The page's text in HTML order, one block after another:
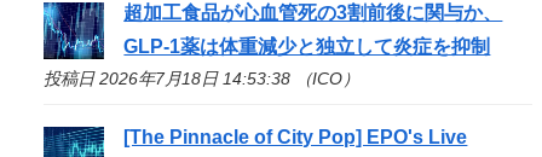
超加工食品が心血管死の3割前後に関与か、
GLP-1薬は体重減少と独立して炎症を抑制
投稿日 2026年7月18日 14:53:38 （ICO）
[The Pinnacle of City Pop] EPO's Live